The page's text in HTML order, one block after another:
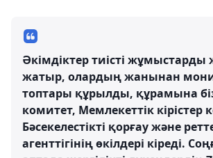
Әкімдіктер тиісті жұмыстарды
жатыр, олардың жанынан
топтары құрылды, құрамына
комитет, Мемлекеттік кірістер
Бәсекелестікті қорғау және
агенттігінің өкілдері кіреді.